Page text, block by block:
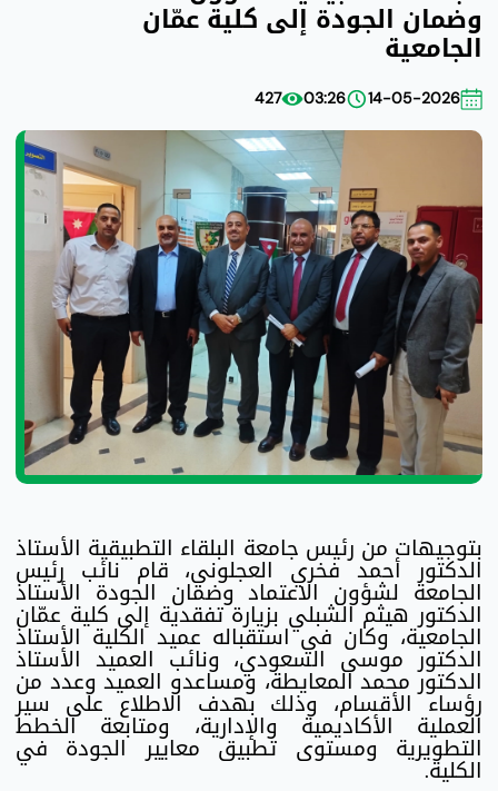
وضمان الجودة إلى كلية عمّان
الجامعية
14-05-2026
03:26
427
بتوجيهات من رئيس جامعة البلقاء التطبيقية الأستاذ
الدكتور أحمد فخري العجلوني، قام نائب رئيس
الجامعة لشؤون الاعتماد وضمان الجودة الأستاذ
الدكتور هيثم الشبلي بزيارة تفقدية إلى كلية عمّان
الجامعية، وكان في استقباله عميد الكلية الأستاذ
الدكتور موسى السعودي، ونائب العميد الأستاذ
الدكتور محمد المعايطة، ومساعدو العميد وعدد من
رؤساء الأقسام، وذلك بهدف الاطلاع على سير
العملية الأكاديمية والإدارية، ومتابعة الخطط
التطويرية ومستوى تطبيق معايير الجودة في
الكلية.